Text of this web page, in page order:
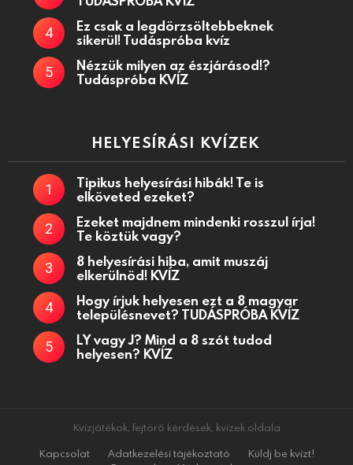
Ez csak a legdörzsöltebbeknek
sikerül! Tudáspróba kvíz
Nézzük milyen az észjárásod!?
Tudáspróba KVÍZ
HELYESÍRÁSI KVÍZEK
Tipikus helyesírási hibák! Te is
elköveted ezeket?
Ezeket majdnem mindenki rosszul írja!
Te köztük vagy?
8 helyesírási hiba, amit muszáj
elkerülnöd! KVÍZ
Hogy írjuk helyesen ezt a 8 magyar
településnevet? TUDÁSPRÓBA KVÍZ
LY vagy J? Mind a 8 szót tudod
helyesen? KVÍZ
Kvízjátékok, fejtörő kérdések, kvízek oldala
Kapcsolat
Adatkezelési tájékoztató
Küldj be kvízt!